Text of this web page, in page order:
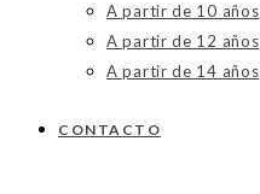
A partir de 10 años
A partir de 12 años
A partir de 14 años
CONTACTO